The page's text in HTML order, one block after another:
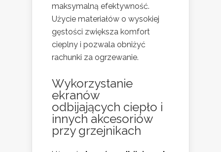
maksymalną efektywność.
Użycie materiałów o wysokiej
gęstości zwiększa komfort
cieplny i pozwala obniżyć
rachunki za ogrzewanie.
Wykorzystanie
ekranów
odbijających ciepło i
innych akcesoriów
przy grzejnikach